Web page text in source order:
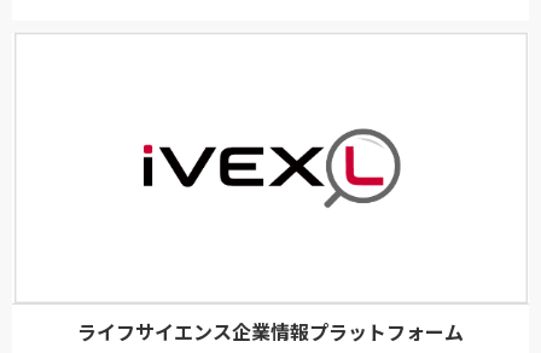
ライフサイエンス企業情報プラットフォーム